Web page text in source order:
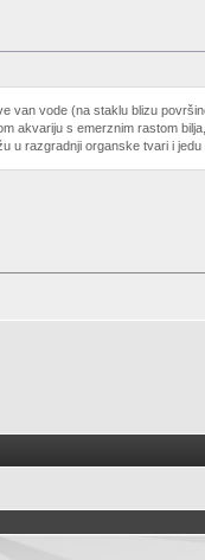
van vode (na staklu blizu
akvariju s emerznim rastom
u razgradnji organske tvari i jedu